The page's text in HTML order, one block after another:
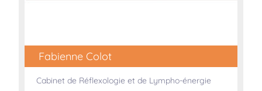
Fabienne Colot
Cabinet de Réflexologie et de Lympho-énergie